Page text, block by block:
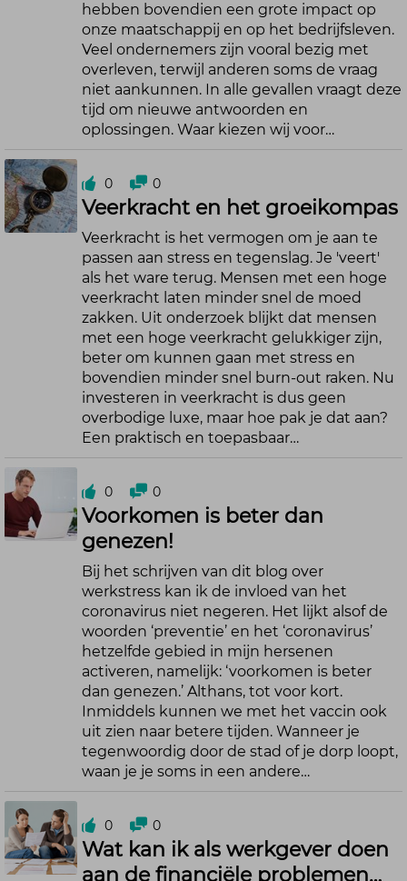
hebben bovendien een grote impact op
onze maatschappij en op het bedrijfsleven.
Veel ondernemers zijn vooral bezig met
overleven, terwijl anderen soms de vraag
niet aankunnen. In alle gevallen vraagt deze
tijd om nieuwe antwoorden en
oplossingen. Waar kiezen wij voor…
0 0
Veerkracht en het groeikompas
Veerkracht is het vermogen om je aan te
passen aan stress en tegenslag. Je 'veert'
als het ware terug. Mensen met een hoge
veerkracht laten minder snel de moed
zakken. Uit onderzoek blijkt dat mensen
met een hoge veerkracht gelukkiger zijn,
beter om kunnen gaan met stress en
bovendien minder snel burn-out raken. Nu
investeren in veerkracht is dus geen
overbodige luxe, maar hoe pak je dat aan?
Een praktisch en toepasbaar…
0 0
Voorkomen is beter dan
genezen!
Bij het schrijven van dit blog over
werkstress kan ik de invloed van het
coronavirus niet negeren. Het lijkt alsof de
woorden ‘preventie’ en het ‘coronavirus’
hetzelfde gebied in mijn hersenen
activeren, namelijk: ‘voorkomen is beter
dan genezen.’ Althans, tot voor kort.
Inmiddels kunnen we met het vaccin ook
uit zien naar betere tijden. Wanneer je
tegenwoordig door de stad of je dorp loopt,
waan je je soms in een andere…
0 0
Wat kan ik als werkgever doen
aan de financiële problemen…